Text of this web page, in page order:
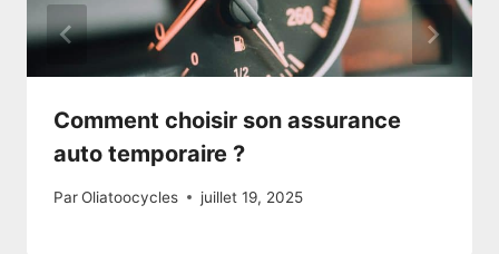
Comment choisir son assurance
auto temporaire ?
ParOliatoocycles juillet 19, 2025